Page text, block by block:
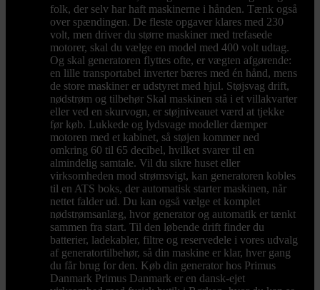
folk, der selv har haft maskinerne i hånden. Tænk også
over spændingen. De fleste opgaver klares med 230
volt, men driver du større maskiner med trefasede
motorer, skal du vælge en model med 400 volt udtag.
Og skal generatoren flyttes ofte, er vægten afgørende:
en lille transportabel inverter bæres med én hånd, mens
de store maskiner er udstyret med hjul. Støjsvag drift,
nødstrøm og tilbehør Skal maskinen stå i et villakvarter
eller ved en skurvogn, er støjniveauet værd at tjekke
før køb. Lukkede og lydsvage modeller dæmper
motoren med et kabinet, så støjen kommer ned
omkring 60 til 65 decibel, hvilket svarer til en
almindelig samtale. Vil du sikre huset eller
virksomheden mod strømsvigt, kan generatoren kobles
til en ATS boks, der automatisk starter maskinen, når
nettet falder ud. Du kan også vælge et komplet
nødstrømsanlæg, hvor generator og automatik er tænkt
sammen fra start. Til den løbende drift finder du
batterier, ladekabler, filtre og reservedele i vores udvalg
af generatortilbehør, så din maskine er klar, hver gang
du får brug for den. Køb din generator hos Primus
Danmark Primus Danmark er en dansk-ejet